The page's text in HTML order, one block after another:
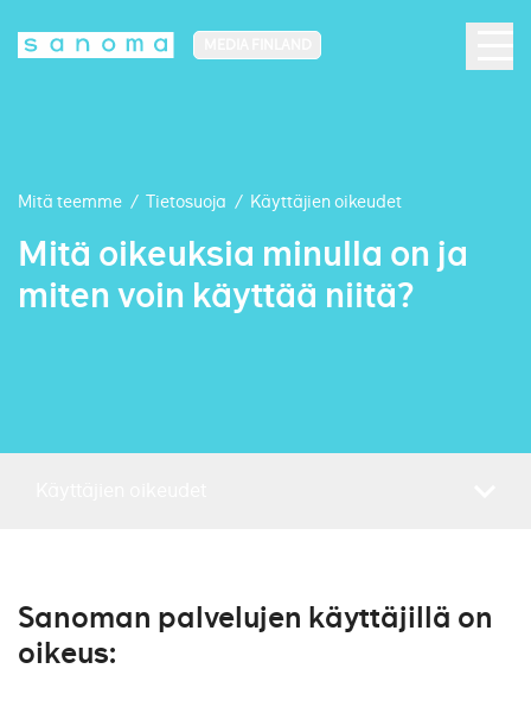
Mitä teemme / Tietosuoja / Käyttäjien oikeudet
Mitä oikeuksia minulla on ja
miten voin käyttää niitä?
Sanoman palvelujen käyttäjillä on
oikeus: